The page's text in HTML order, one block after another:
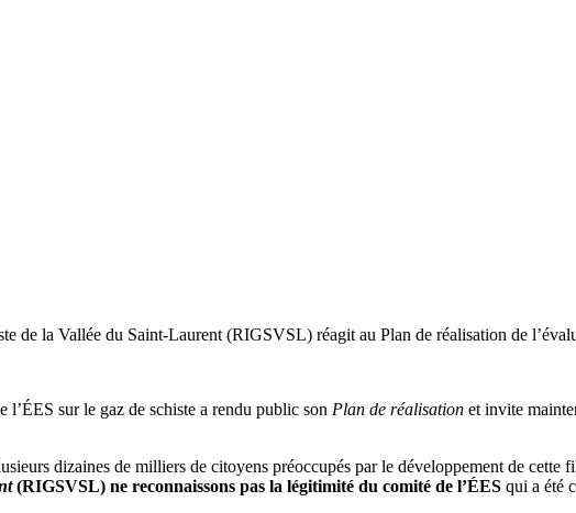
de la Vallée du Saint-Laurent (RIGSVSL) réagit au Plan de réalisation de
l’ÉES sur le gaz de schiste a rendu public son Plan de réalisation et invite
dizaines de milliers de citoyens préoccupés par le développement de cette
(RIGSVSL) ne reconnaissons pas la légitimité du comité de l’ÉES qui a été